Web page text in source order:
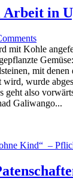
in
Kohle
mit
wurde
geht also
Galiwango...